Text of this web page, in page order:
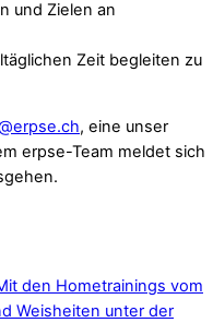
und Zielen an
Zeit begleiten zu
, eine unser
erpse-Team meldet sich
den Hometrainings vom
Weisheiten unter der